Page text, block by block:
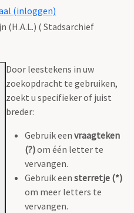
(inloggen)
(H.A.L.) ( Stadsarchief
Door leestekens in uw
zoekopdracht te gebruiken,
zoekt u specifieker of juist
breder:
Gebruik een vraagteken
(?)om één letter te
vervangen.
Gebruik een sterretje (*)
om meer letters te
vervangen.